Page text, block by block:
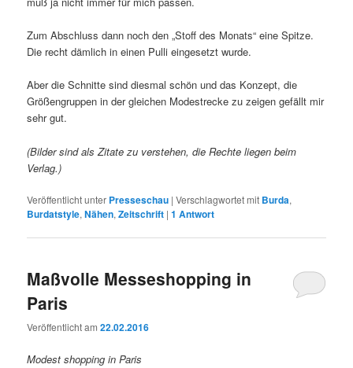
Zum Abschluss dann noch den „Stoff des Monats“ eine Spitze.
Die recht dämlich in einen Pulli eingesetzt wurde.
Aber die Schnitte sind diesmal schön und das Konzept, die
Größengruppen in der gleichen Modestrecke zu zeigen gefällt mir
sehr gut.
(Bilder sind als Zitate zu verstehen, die Rechte liegen beim
Verlag.)
Veröffentlicht unter Presseschau |Verschlagwortet mit Burda,
Burdatstyle,Nähen,Zeitschrift |1 Antwort
Maßvolle Messeshopping in
Paris
Veröffentlicht am22.02.2016
Modest shopping in Paris